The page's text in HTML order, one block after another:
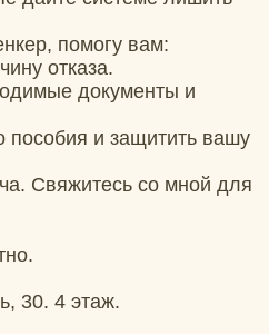
помогу вам:
отказа.
документы и
пособия и защитить вашу
Свяжитесь со мной для
30. 4 этаж.